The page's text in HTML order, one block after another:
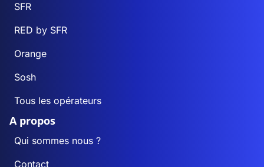
SFR
RED by SFR
Orange
Sosh
Tous les opérateurs
A propos
Qui sommes nous ?
Contact